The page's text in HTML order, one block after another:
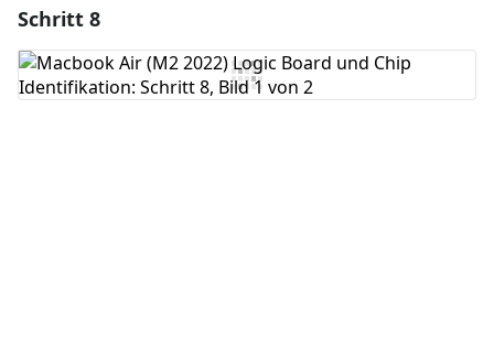
Kommentar hinzufügen
Schritt 8